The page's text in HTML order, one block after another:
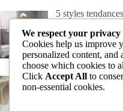
5 styles
Que faire
We respect your privacy
Cookies help us improve
personalized content, and
choose which cookies to
Click Accept All to
non-essential cookies.